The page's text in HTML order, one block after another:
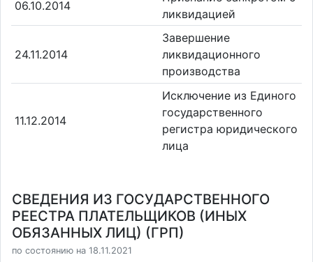
06.10.2014
ликвидацией
24.11.2014
Завершение
ликвидационного
производства
11.12.2014
Исключение из Единого
государственного
регистра юридического
лица
СВЕДЕНИЯ ИЗ ГОСУДАРСТВЕННОГО
РЕЕСТРА ПЛАТЕЛЬЩИКОВ (ИНЫХ
ОБЯЗАННЫХ ЛИЦ) (ГРП)
по состоянию на 18.11.2021